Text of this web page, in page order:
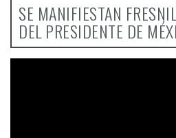
SE MANIFIESTAN
DEL PRESIDENTE DE